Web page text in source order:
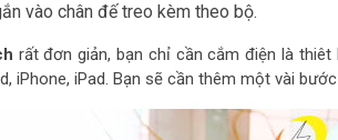
vào chân đế treo kèm theo bộ.
rất đơn giản, bạn chỉ cần cắm điện là
iPhone, iPad. Bạn sẽ cần thêm một vài